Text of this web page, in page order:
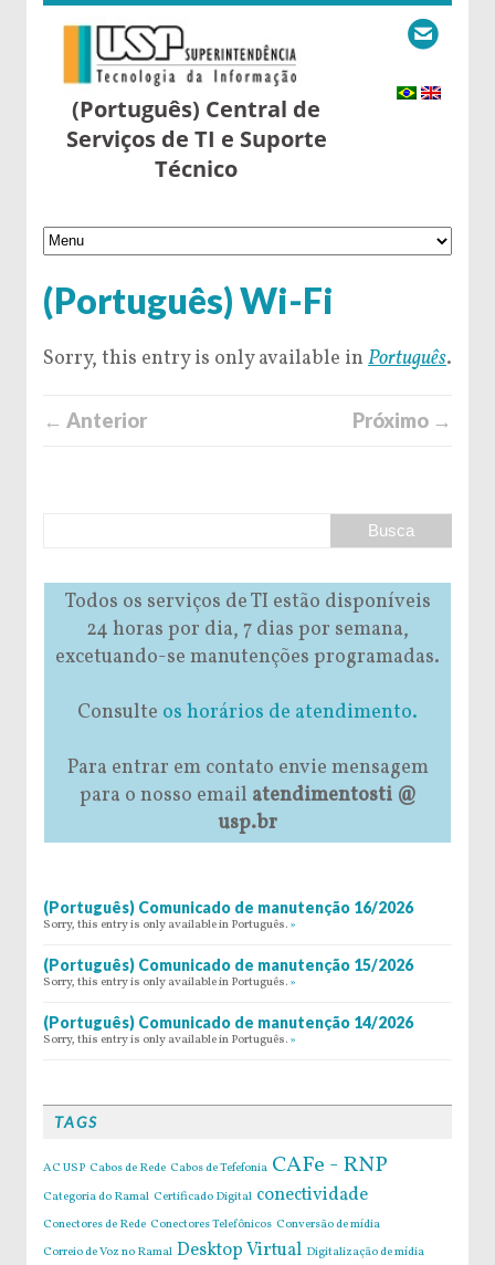
(Português) Central de
Serviços de TI e Suporte
Técnico
(Português) Wi-Fi
Sorry, this entry is only available in Português.
← Anterior Próximo →
Todos os serviços de TI estão disponíveis
24 horas por dia, 7 dias por semana,
excetuando-se manutenções programadas.
Consulte os horários de atendimento.
Para entrar em contato envie mensagem
para o nosso email atendimentosti @
usp.br
(Português) Comunicado de manutenção 16/2026
Sorry, this entry is only available in Português. »
(Português) Comunicado de manutenção 15/2026
Sorry, this entry is only available in Português. »
(Português) Comunicado de manutenção 14/2026
Sorry, this entry is only available in Português. »
TAGS
AC USP Cabos de Rede Cabos de Tefefonia CAFe - RNP
Categoria do Ramal Certificado Digital conectividade
Conectores de Rede Conectores Telefônicos Conversão de mídia
Correio de Voz no Ramal Desktop Virtual Digitalização de mídia